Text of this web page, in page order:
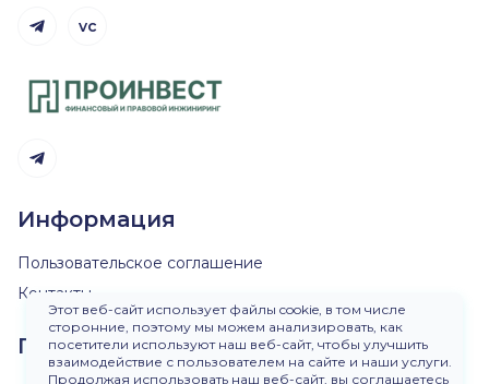
Этот веб-сайт использует файлы cookie, в том числе
сторонние, поэтому мы можем анализировать, как
посетители используют наш веб-сайт, чтобы улучшить
взаимодействие с пользователем на сайте и наши услуги.
Продолжая использовать наш веб-сайт, вы соглашаетесь
Telegram канал
vc
Telegram канал
Информация
Пользовательское соглашение
Контакты
Пишите нам